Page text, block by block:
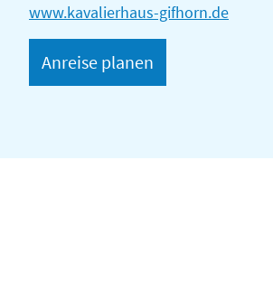
www.kavalierhaus-gifhorn.de
Anreise planen